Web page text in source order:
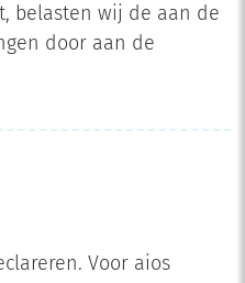
belasten wij de aan de
door aan de
Voor aios